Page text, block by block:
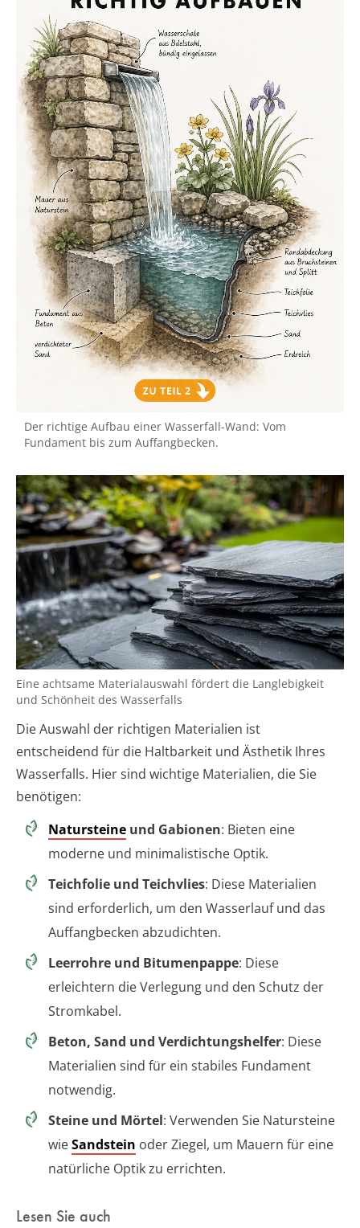
Der richtige Aufbau einer Wasserfall-Wand: Vom
Fundament bis zum Auffangbecken.
Eine achtsame Materialauswahl fördert die Langlebigkeit
und Schönheit des Wasserfalls
Die Auswahl der richtigen Materialien ist
entscheidend für die Haltbarkeit und Ästhetik Ihres
Wasserfalls. Hier sind wichtige Materialien, die Sie
benötigen:
Natursteine und Gabionen: Bieten eine
moderne und minimalistische Optik.
Teichfolie und Teichvlies: Diese Materialien
sind erforderlich, um den Wasserlauf und das
Auffangbecken abzudichten.
Leerrohre und Bitumenpappe: Diese
erleichtern die Verlegung und den Schutz der
Stromkabel.
Beton, Sand und Verdichtungshelfer: Diese
Materialien sind für ein stabiles Fundament
notwendig.
Steine und Mörtel: Verwenden Sie Natursteine
wieSandstein oder Ziegel, um Mauern für eine
natürliche Optik zu errichten.
Lesen Sie auch